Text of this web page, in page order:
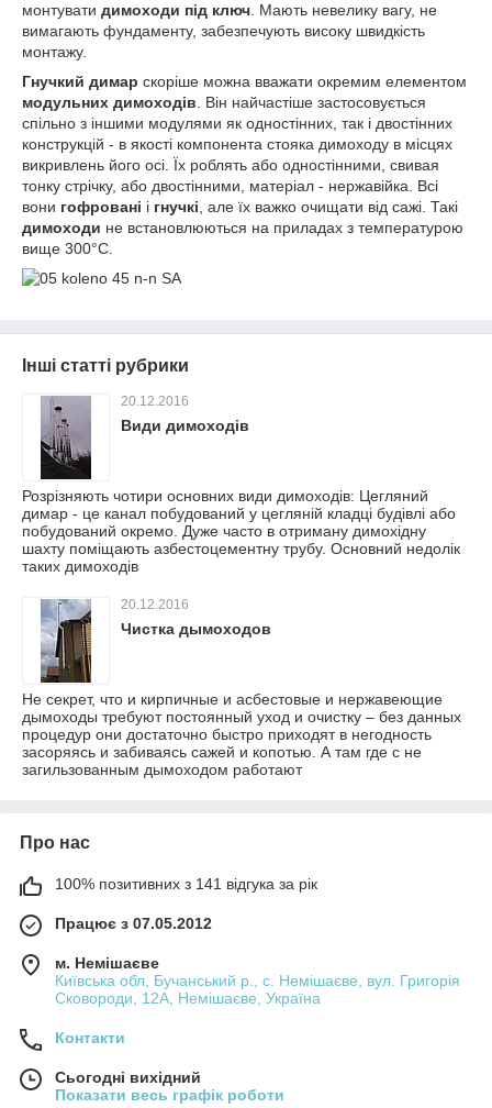
монтувати димоходи під ключ . Мають невелику вагу, не
вимагають фундаменту, забезпечують високу швидкість
монтажу.
Гнучкий димар скоріше можна вважати окремим елементом
модульних димоходів . Він найчастіше застосовується
спільно з іншими модулями як одностінних, так і двостінних
конструкцій - в якості компонента стояка димоходу в місцях
викривлень його осі. Їх роблять або одностінними, свивая
тонку стрічку, або двостінними, матеріал - нержавійка. Всі
вони гофровані і гнучкі , але їх важко очищати від сажі. Такі
димоходи не встановлюються на приладах з температурою
вище 300°С.
Інші статті рубрики
20.12.2016
Види димоходів
Розрізняють чотири основних види димоходів: Цегляний
димар - це канал побудований у цегляній кладці будівлі або
побудований окремо. Дуже часто в отриману димохідну
шахту поміщають азбестоцементну трубу. Основний недолік
таких димоходів
20.12.2016
Чистка дымоходов
Не секрет, что и кирпичные и асбестовые и нержавеющие
дымоходы требуют постоянный уход и очистку – без данных
процедур они достаточно быстро приходят в негодность
засоряясь и забиваясь сажей и копотью. А там где с не
загильзованным дымоходом работают
Про нас
100% позитивних з 141 відгука за рік
Працює з 07.05.2012
м. Немішаєве
Київська обл, Бучанський р., с. Немішаєве, вул. Григорія
Сковороди, 12А, Немішаєве, Україна
Контакти
Сьогодні вихідний
Показати весь графік роботи